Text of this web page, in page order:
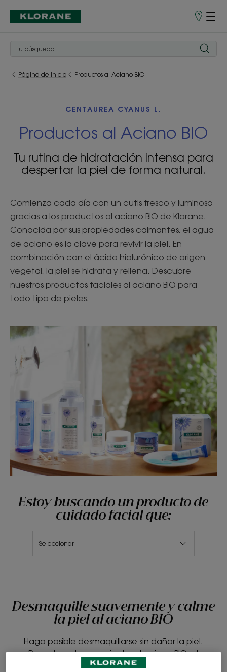
Puntos
Página de inicio Productos al Aciano BIO
CENTAUREA CYANUS L.
Productos al Aciano BIO
Tu rutina de hidratación intensa para
despertar la piel de forma natural.
Comienza cada día con un cutis fresco y luminoso
gracias a los productos al aciano BIO de Klorane.
Conocida por sus propiedades calmantes, el agua
de aciano es la clave para revivir la piel. En
combinación con el ácido hialurónico de origen
vegetal, la piel se hidrata y rellena. Descubre
nuestros productos faciales al aciano BIO para
todo tipo de pieles.
Estoy buscando un producto de
cuidado facial que:
Seleccionar
Desmaquille suavemente y calme
la piel al aciano BIO
Haga posible desmaquillarse sin dañar la piel.
Descubre el agua micelar al aciano BIO, el
producto esencial de tu rutina de belleza.